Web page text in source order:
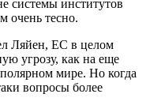
системы институтов
очень тесно.
Ляйен, ЕС в целом
угрозу, как на еще
мире. Но когда
вопросы более